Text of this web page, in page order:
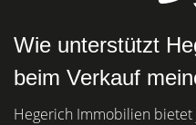
Wie unterstützt
beim Verkauf
Hegerich Immobilien bietet